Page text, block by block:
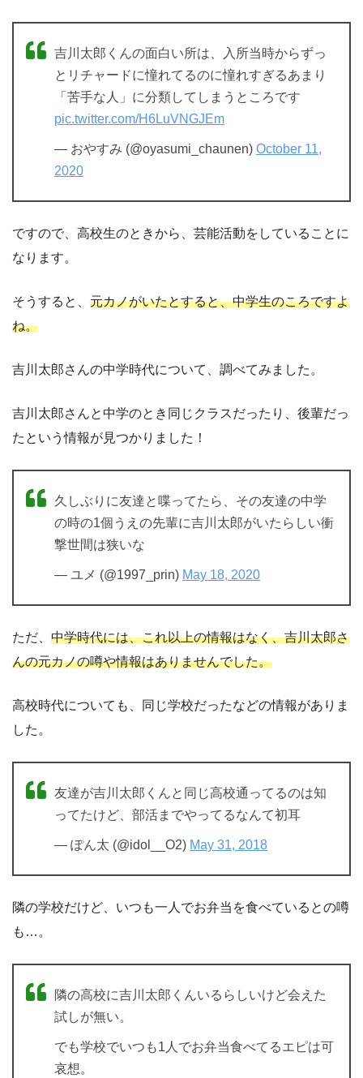
吉川太郎くんの面白い所は、入所当時からずっ
とリチャードに憧れてるのに憧れすぎるあまり
「苦手な人」に分類してしまうところです
pic.twitter.com/H6LuVNGJEm
— おやすみ (@oyasumi_chaunen) October 11,
2020
ですので、高校生のときから、芸能活動をしていることに
なります。
そうすると、 元カノがいたとすると、中学生のころですよ
ね。
吉川太郎さんの中学時代について、調べてみました。
吉川太郎さんと中学のとき同じクラスだったり、後輩だっ
たという情報が見つかりました！
久しぶりに友達と喋ってたら、その友達の中学
の時の1個うえの先輩に吉川太郎がいたらしい衝
撃世間は狭いな
— ユメ (@1997_prin) May 18, 2020
ただ、 中学時代には、これ以上の情報はなく、吉川太郎さ
んの元カノの噂や情報はありませんでした。
高校時代についても、同じ学校だったなどの情報がありま
した。
友達が吉川太郎くんと同じ高校通ってるのは知
ってたけど、部活までやってるなんて初耳
— ぽん太 (@idol__O2) May 31, 2018
隣の学校だけど、いつも一人でお弁当を食べているとの噂
も…。
隣の高校に吉川太郎くんいるらしいけど会えた
試しが無い。
でも学校でいつも1人でお弁当食べてるエピは可
哀想。